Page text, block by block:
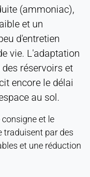
(ammoniac),
et un
d'entretien
vie. L'adaptation
réservoirs et
encore le délai
au sol.
et le
traduisent par des
et une réduction